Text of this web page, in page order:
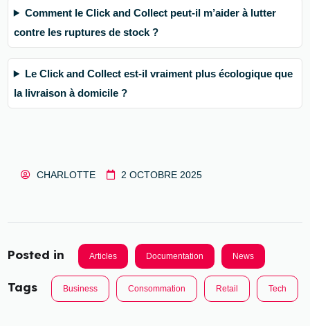
Comment le Click and Collect peut-il m’aider à lutter
contre les ruptures de stock ?
Le Click and Collect est-il vraiment plus écologique que
la livraison à domicile ?
CHARLOTTE 2 OCTOBRE 2025
Posted in Articles Documentation News
Tags Business Consommation Retail Tech